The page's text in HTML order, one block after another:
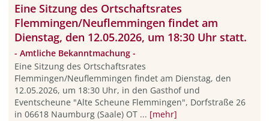
Eine Sitzung des Ortschaftsrates
Flemmingen/Neuflemmingen findet am
Dienstag, den 12.05.2026, um 18:30 Uhr statt.
- Amtliche Bekanntmachung -
Eine Sitzung des Ortschaftsrates
Flemmingen/Neuflemmingen findet am Dienstag, den
12.05.2026, um 18:30 Uhr, in den Gasthof und
Eventscheune "Alte Scheune Flemmingen", Dorfstraße 26
in 06618 Naumburg (Saale) OT ... [mehr]